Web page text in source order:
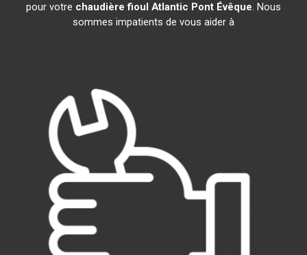
pour votre chaudière fioul Atlantic Pont Évêque. Nous
sommes impatients de vous aider à